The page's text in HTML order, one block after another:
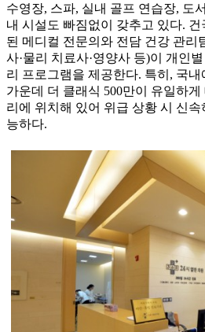
수영장, 스파, 실내 골프 연습장, 도
내 시설도 빠짐없이 갖추고 있다.
된 메디컬 전문의와 전담 건강 관리
사·물리 치료사·영양사 등)이 개인
리 프로그램을 제공한다. 특히, 국
가운데 더 클래식 500만이 유일하게
리에 위치해 있어 위급 상황 시 신
능하다.